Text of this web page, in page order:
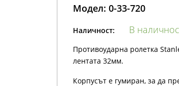
Модел: 0-33-720
Наличност: В
Противоударна ролетка
лентата 32мм.
Корпусът е гумиран, за да